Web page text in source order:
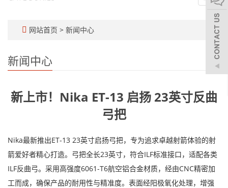
网站首页 > 新闻中心
新闻中心
新上市！Nika ET-13 启扬 23英寸反曲
弓把
Nika最新推出ET-13 23英寸启扬弓把，专为追求卓越射箭体验的射
箭爱好者精心打造。弓把全长23英寸，符合ILF标准接口，适配各类
ILF反曲弓。采用高强度6061-T6航空铝合金材质，经由CNC精密加
工而成，确保产品的耐用性与精准度。表面经阳极氧化处理，增强